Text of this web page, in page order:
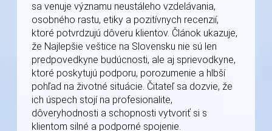
sa venuje významu neustáleho vzdelávania,
osobného rastu, etiky a pozitívnych recenzií,
ktoré potvrdzujú dôveru klientov. Článok ukazuje,
že Najlepšie veštice na Slovensku nie sú len
predpovedkyne budúcnosti, ale aj sprievodkyne,
ktoré poskytujú podporu, porozumenie a hlbší
pohľad na životné situácie. Čitateľ sa dozvie, že
ich úspech stojí na profesionalite,
dôveryhodnosti a schopnosti vytvoriť si s
klientom silné a podporné spojenie.